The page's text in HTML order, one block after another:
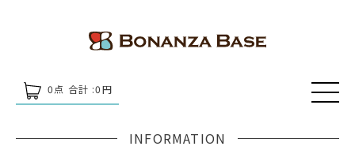
0点 合計 :0円
INFORMATION